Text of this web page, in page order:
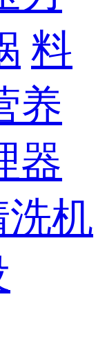
料
养
器
机